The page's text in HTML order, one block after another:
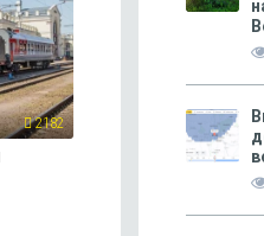
2182 ОБРАЗОВАНИЕ +
«Нельзя при детях